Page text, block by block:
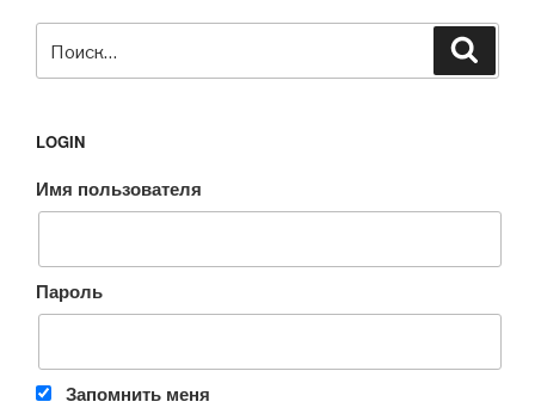
LOGIN
Имя пользователя
Пароль
Запомнить меня